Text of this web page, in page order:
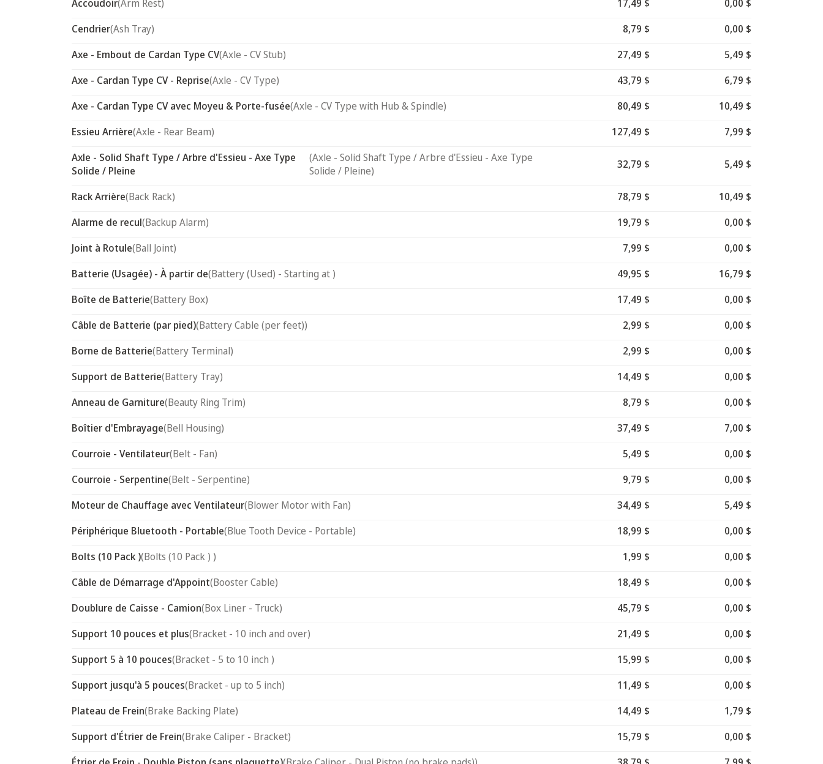
Accoudoir(Arm Rest) 17,49 $
0,00 $
Cendrier(Ash Tray) 8,79 $
0,00 $
Axe - Embout de Cardan Type CV(Axle - CV Stub) 27,49 $
5,49 $
Axe - Cardan Type CV - Reprise(Axle - CV Type) 43,79 $
6,79 $
Axe - Cardan Type CV avec Moyeu & Porte-fusée(Axle - CV Type with Hub & Spindle) 80,49 $
10,49 $
Essieu Arrière(Axle - Rear Beam) 127,49 $
7,99 $
Axle - Solid Shaft Type / Arbre d'Essieu - Axe Type
Solide / Pleine
(Axle - Solid Shaft Type / Arbre d'Essieu - Axe Type
Solide / Pleine)
32,79 $ 5,49 $
Rack Arrière(Back Rack) 78,79 $
10,49 $
Alarme de recul(Backup Alarm) 19,79 $
0,00 $
Joint à Rotule(Ball Joint) 7,99 $
0,00 $
Batterie (Usagée) - À partir de(Battery (Used) - Starting at ) 49,95 $
16,79 $
Boîte de Batterie(Battery Box) 17,49 $
0,00 $
Câble de Batterie (par pied)(Battery Cable (per feet)) 2,99 $
0,00 $
Borne de Batterie(Battery Terminal) 2,99 $
0,00 $
Support de Batterie(Battery Tray) 14,49 $
0,00 $
Anneau de Garniture(Beauty Ring Trim) 8,79 $
0,00 $
Boîtier d'Embrayage(Bell Housing) 37,49 $
7,00 $
Courroie - Ventilateur(Belt - Fan) 5,49 $
0,00 $
Courroie - Serpentine(Belt - Serpentine) 9,79 $
0,00 $
Moteur de Chauffage avec Ventilateur(Blower Motor with Fan) 34,49 $
5,49 $
Périphérique Bluetooth - Portable(Blue Tooth Device - Portable) 18,99 $
0,00 $
Bolts (10 Pack )(Bolts (10 Pack ) ) 1,99 $
0,00 $
Câble de Démarrage d'Appoint(Booster Cable) 18,49 $
0,00 $
Doublure de Caisse - Camion(Box Liner - Truck) 45,79 $
0,00 $
Support 10 pouces et plus(Bracket - 10 inch and over) 21,49 $
0,00 $
Support 5 à 10 pouces(Bracket - 5 to 10 inch ) 15,99 $
0,00 $
Support jusqu'à 5 pouces(Bracket - up to 5 inch) 11,49 $
0,00 $
Plateau de Frein(Brake Backing Plate) 14,49 $
1,79 $
Support d'Étrier de Frein(Brake Caliper - Bracket) 15,79 $
0,00 $